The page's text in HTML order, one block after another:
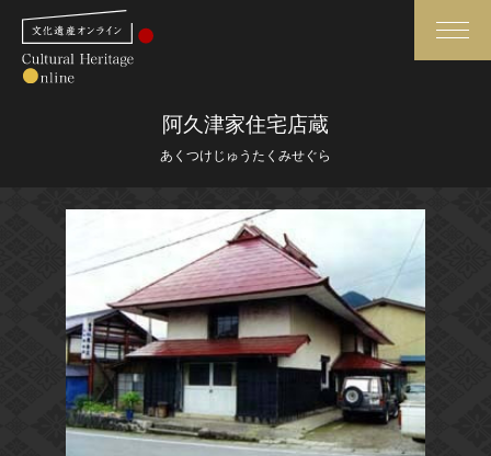
さらに詳細検索
さらに詳細検索
作品一覧
カテゴリで見る
世界遺産と無形文化遺産
媒体資料・関連記事等
博物館、美術館の皆さまへ
文化庁よりご挨拶
今月のみどころ
阿久津家住宅店蔵
あくつけじゅうたくみせぐら